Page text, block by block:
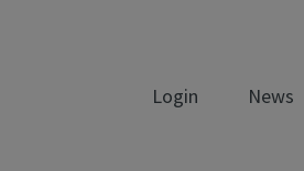
Login News